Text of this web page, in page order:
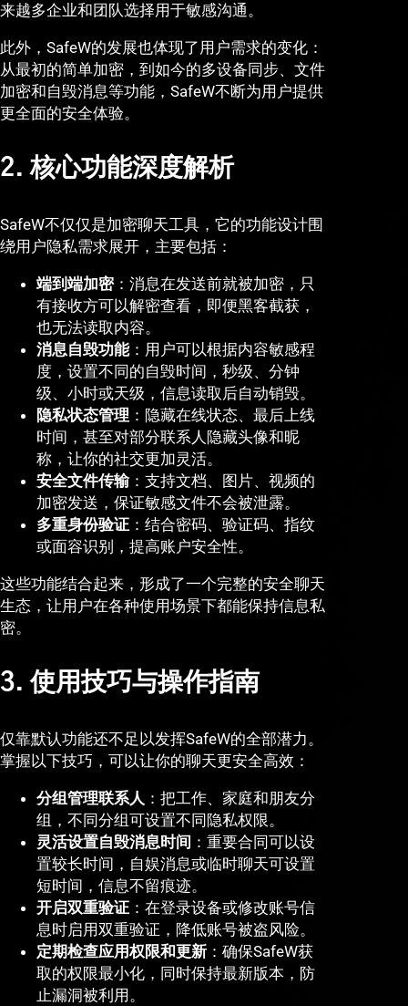
来越多企业和团队选择用于敏感沟通。
此外，SafeW的发展也体现了用户需求的变化：
从最初的简单加密，到如今的多设备同步、文件
加密和自毁消息等功能，SafeW不断为用户提供
更全面的安全体验。
2. 核心功能深度解析
SafeW不仅仅是加密聊天工具，它的功能设计围
绕用户隐私需求展开，主要包括：
端到端加密：消息在发送前就被加密，只
有接收方可以解密查看，即便黑客截获，
也无法读取内容。
消息自毁功能：用户可以根据内容敏感程
度，设置不同的自毁时间，秒级、分钟
级、小时或天级，信息读取后自动销毁。
隐私状态管理 ：隐藏在线状态、最后上线
时间，甚至对部分联系人隐藏头像和昵
称，让你的社交更加灵活。
安全文件传输：支持文档、图片、视频的
加密发送，保证敏感文件不会被泄露。
多重身份验证 ：结合密码、验证码、指纹
或面容识别，提高账户安全性。
这些功能结合起来，形成了一个完整的安全聊天
生态，让用户在各种使用场景下都能保持信息私
密。
3. 使用技巧与操作指南
仅靠默认功能还不足以发挥SafeW的全部潜力。
掌握以下技巧，可以让你的聊天更安全高效：
分组管理联系人 ：把工作、家庭和朋友分
组，不同分组可设置不同隐私权限。
灵活设置自毁消息时间 ：重要合同可以设
置较长时间，自娱消息或临时聊天可设置
短时间，信息不留痕迹。
开启双重验证 ：在登录设备或修改账号信
息时启用双重验证，降低账号被盗风险。
定期检查应用权限和更新 ：确保SafeW获
取的权限最小化，同时保持最新版本，防
止漏洞被利用。